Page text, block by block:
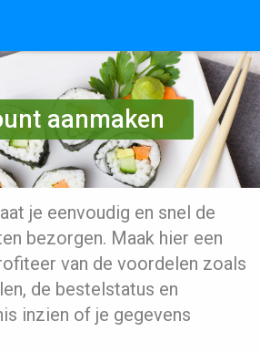
aanmaken
je eenvoudig en snel de
bezorgen. Maak hier een
van de voordelen zoals
de bestelstatus en
inzien of je gegevens